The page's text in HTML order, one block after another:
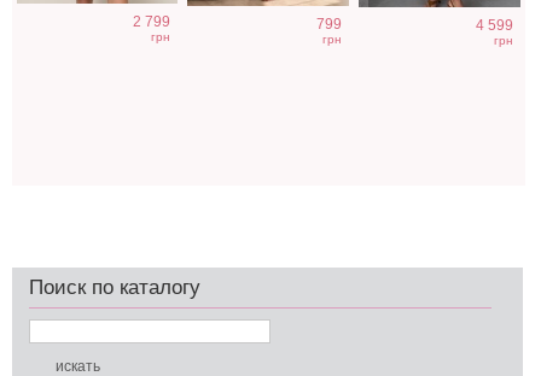
2 799
грн
799
грн
4 599
грн
Поиск по каталогу